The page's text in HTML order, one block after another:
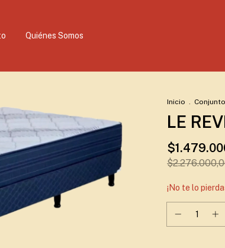
Quiénes Somos
Inicio .
LE
¡No te lo